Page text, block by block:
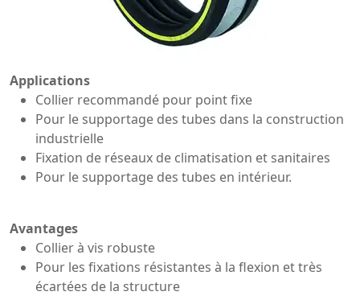
Applications
Collier recommandé pour point fixe
Pour le supportage des tubes dans la construction
industrielle
Fixation de réseaux de climatisation et sanitaires
Pour le supportage des tubes en intérieur.
Avantages
Collier à vis robuste
Pour les fixations résistantes à la flexion et très
écartées de la structure